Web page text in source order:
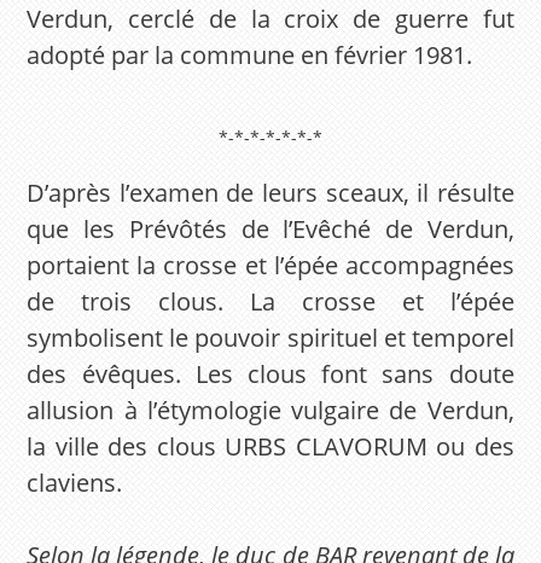
Verdun, cerclé de la croix de guerre fut
adopté par la commune en février 1981.
*-*-*-*-*-*-*
D’après l’examen de leurs sceaux, il résulte
que les Prévôtés de l’Evêché de Verdun,
portaient la crosse et l’épée accompagnées
de trois clous. La crosse et l’épée
symbolisent le pouvoir spirituel et temporel
des évêques. Les clous font sans doute
allusion à l’étymologie vulgaire de Verdun,
la ville des clous URBS CLAVORUM ou des
claviens.
Selon la légende, le duc de BAR revenant de la